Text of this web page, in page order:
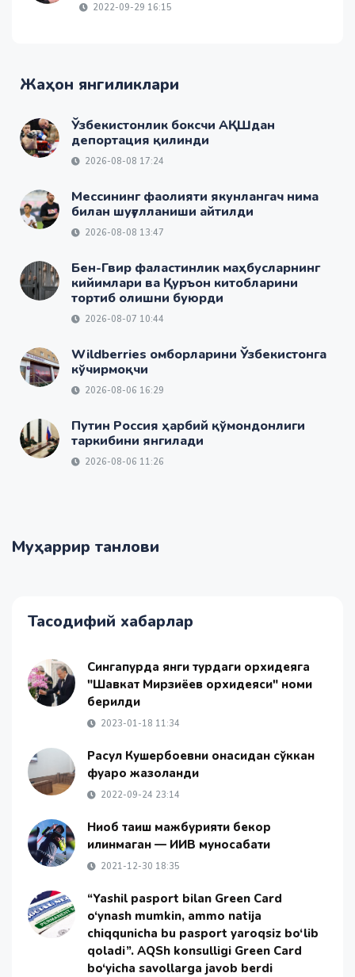
2022-09-29 16:15
Жаҳон янгиликлари
Ўзбекистонлик боксчи АҚШдан
депортация қилинди
2026-08-08 17:24
Мессининг фаолияти якунлангач нима
билан шуғулланиши айтилди
2026-08-08 13:47
Бен-Гвир фаластинлик маҳбусларнинг
кийимлари ва Қуръон китобларини
тортиб олишни буюрди
2026-08-07 10:44
Wildberries омборларини Ўзбекистонга
кўчирмоқчи
2026-08-06 16:29
Путин Россия ҳарбий қўмондонлиги
таркибини янгилади
2026-08-06 11:26
Муҳаррир танлови
Тасодифий хабарлар
Сингапурда янги турдаги орхидеяга
"Шавкат Мирзиёев орхидеяси" номи
берилди
2023-01-18 11:34
Расул Кушербоевни онасидан сўккан
фуқаро жазоланди
2022-09-24 23:14
Ниқоб тақиш мажбурияти бекор
қилинмаган — ИИВ муносабати
2021-12-30 18:35
“Yashil pasport bilan Green Card
o‘ynash mumkin, ammo natija
chiqqunicha bu pasport yaroqsiz bo‘lib
qoladi”. AQSh konsulligi Green Card
bo‘yicha savollarga javob berdi